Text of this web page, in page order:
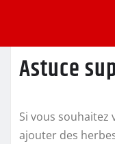
Astuce
Si vous souhaitez
ajouter des